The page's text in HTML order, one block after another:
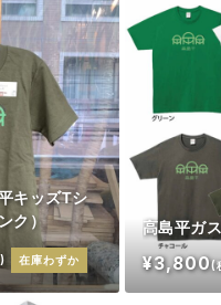
キッズTシ
ク）
在庫わずか
高島平ガ
¥3,800(